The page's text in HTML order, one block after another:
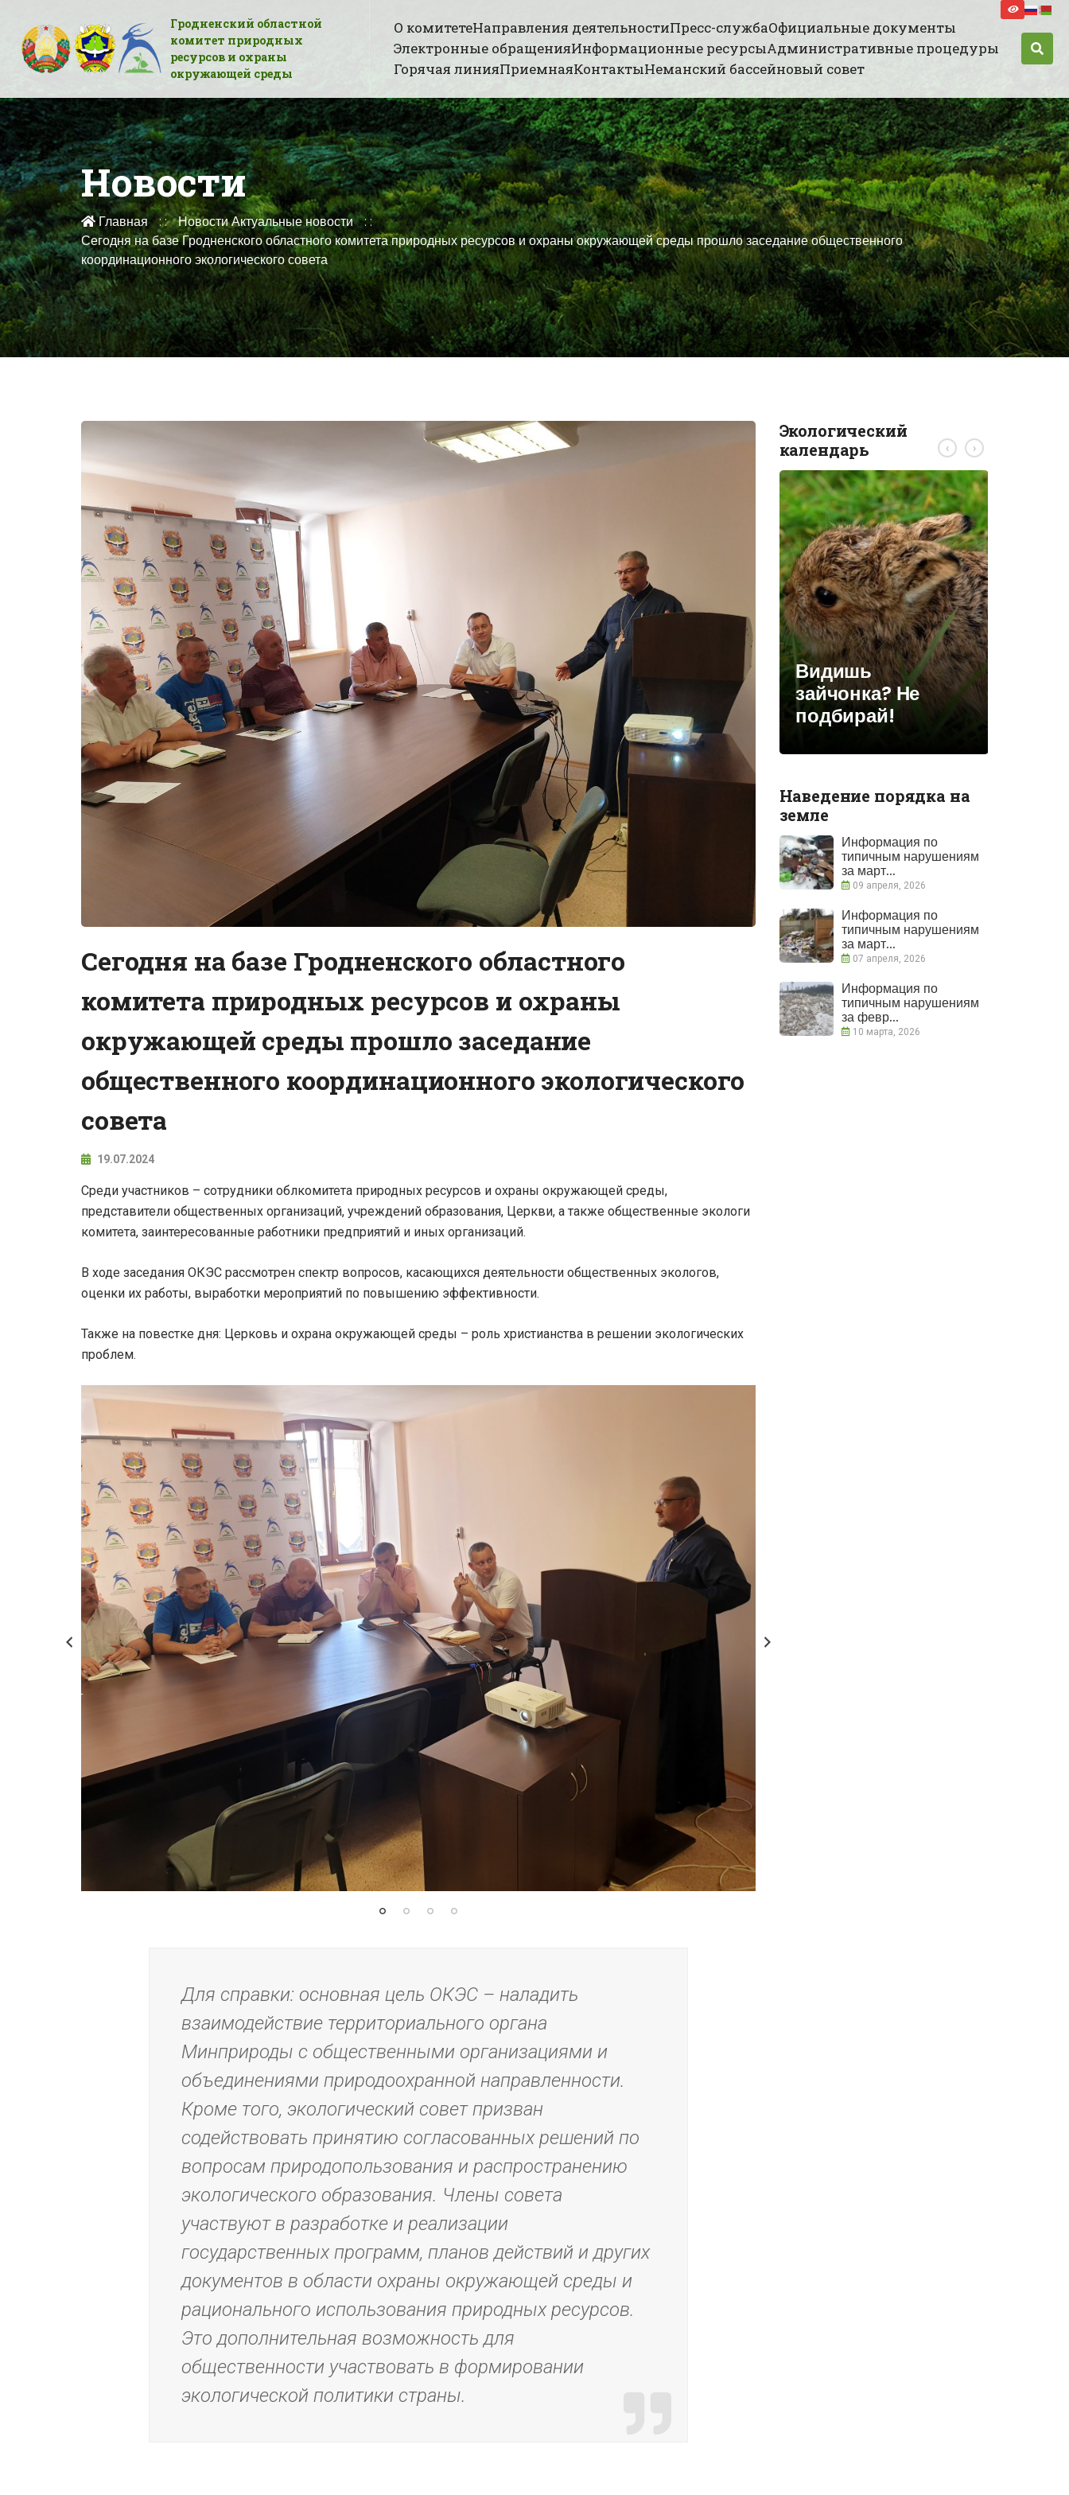
Гродненский областной
комитет природных
ресурсов и охраны
окружающей среды
О комитетеНаправления деятельностиПресс-службаОфициальные документы
Электронные обращенияИнформационные ресурсыАдминистративные процедуры
Горячая линияПриемнаяКонтактыНеманский бассейновый совет
Новости
Главная НовостиАктуальные новости
Сегодня на базе Гродненского областного комитета природных ресурсов и охраны окружающей среды прошло заседание общественного
координационного экологического совета
Сегодня на базе Гродненского областного
комитета природных ресурсов и охраны
окружающей среды прошло заседание
общественного координационного экологического
совета
19.07.2024
Среди участников – сотрудники облкомитета природных ресурсов и охраны окружающей среды,
представители общественных организаций, учреждений образования, Церкви, а также общественные экологи
комитета, заинтересованные работники предприятий и иных организаций.
В ходе заседания ОКЭС рассмотрен спектр вопросов, касающихся деятельности общественных экологов,
оценки их работы, выработки мероприятий по повышению эффективности.
Также на повестке дня: Церковь и охрана окружающей среды – роль христианства в решении экологических
проблем.
Для справки: основная цель ОКЭС – наладить
взаимодействие территориального органа
Минприроды с общественными организациями и
объединениями природоохранной направленности.
Кроме того, экологический совет призван
содействовать принятию согласованных решений по
вопросам природопользования и распространению
экологического образования. Члены совета
участвуют в разработке и реализации
государственных программ, планов действий и других
документов в области охраны окружающей среды и
рационального использования природных ресурсов.
Это дополнительная возможность для
общественности участвовать в формировании
экологической политики страны.
Экологический
календарь
КОНКУРС «Вобраз
Беларусi. Позiрк i
адкрыццё»
Требования к
ликвидации и
Обращаем
внимание!
Порядок действий
физических и
юридических лиц
при обнаружении
Видишь
зайчонка? Не
подбирай!
‹ ›
Наведение порядка на
земле
Информация по
типичным нарушениям
за март...
09 апреля, 2026
Информация по
типичным нарушениям
за март...
07 апреля, 2026
Информация по
типичным нарушениям
за февр...
10 марта, 2026